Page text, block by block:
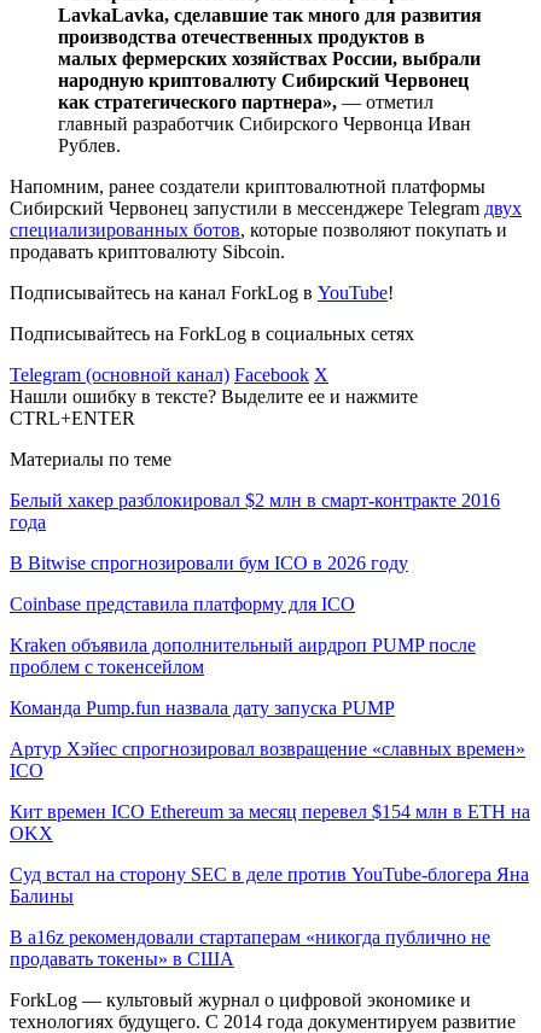
LavkaLavka, сделавшие так много для развития
производства отечественных продуктов в
малых фермерских хозяйствах России, выбрали
народную криптовалюту Сибирский Червонец
как стратегического партнера», — отметил
главный разработчик Сибирского Червонца Иван
Рублев.
Напомним, ранее создатели криптовалютной платформы
Сибирский Червонец запустили в мессенджере Telegram двух
специализированных ботов, которые позволяют покупать и
продавать криптовалюту Sibcoin.
Подписывайтесь на канал ForkLog в YouTube!
Подписывайтесь на ForkLog в социальных сетях
Telegram (основной канал) Facebook X
Нашли ошибку в тексте? Выделите ее и нажмите
CTRL+ENTER
Материалы по теме
Белый хакер разблокировал $2 млн в смарт-контракте 2016
года
В Bitwise спрогнозировали бум ICO в 2026 году
Coinbase представила платформу для ICO
Kraken объявила дополнительный аирдроп PUMP после
проблем с токенсейлом
Команда Pump.fun назвала дату запуска PUMP
Артур Хэйес спрогнозировал возвращение «славных времен»
ICO
Кит времен ICO Ethereum за месяц перевел $154 млн в ETH на
OKX
Суд встал на сторону SEC в деле против YouTube-блогера Яна
Балины
В a16z рекомендовали стартаперам «никогда публично не
продавать токены» в США
ForkLog — культовый журнал о цифровой экономике и
технологиях будущего. С 2014 года документируем развитие